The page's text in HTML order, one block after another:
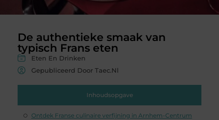
De authentieke smaak van
typisch Frans eten
Eten En Drinken
Gepubliceerd Door Taec.nl
Inhoudsopgave
Ontdek Franse culinaire verfijning in Arnhem-Centrum